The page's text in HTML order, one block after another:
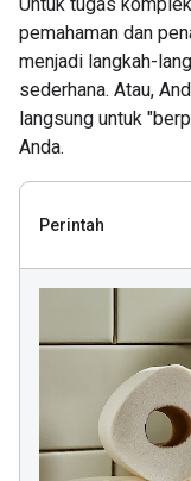
pemahaman dan
menjadi langkah-
sederhana. Atau,
langsung untuk
Anda.
Perintah